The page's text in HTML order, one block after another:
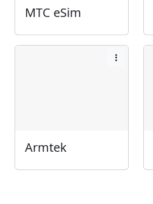
МТС eSim
Armtek